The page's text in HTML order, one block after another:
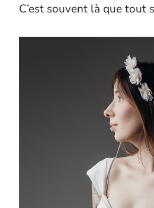
C’est souvent là que tout